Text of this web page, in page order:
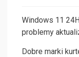
Windows 11
problemy
Dobre marki